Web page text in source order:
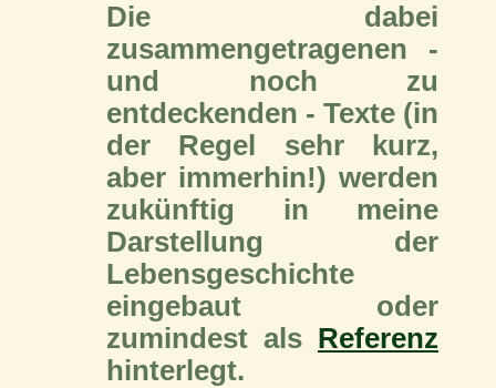
Die dabei
zusammengetragenen -
und noch zu
entdeckenden - Texte (in
der Regel sehr kurz,
aber immerhin!) werden
zukünftig in meine
Darstellung der
Lebensgeschichte
eingebaut oder
zumindest als Referenz
hinterlegt.